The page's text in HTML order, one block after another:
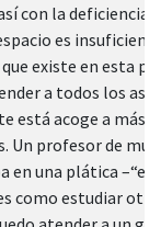
con la deficiencia
es
existe en esta
a todos los
está acoge a más
Un profesor de
en una plática
como estudiar